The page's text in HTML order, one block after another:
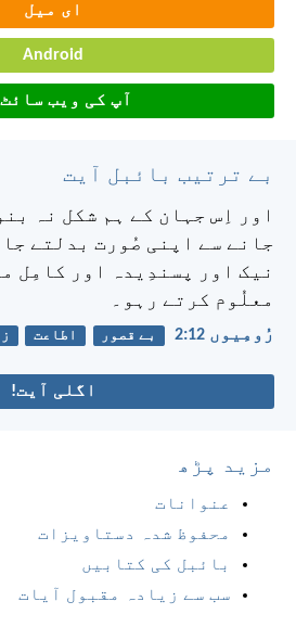
ای میل
Android
آپ کی ویب سائٹ
بے ترتیب بائبل آیت
اور اِس جہان کے ہم شکل نہ
جانے سے اپنی صُورت بدلتے
نیک اور پسندِیدہ اور کامِل
معلُوم کرتے رہو۔
رُومِیوں 12:‏2 بے قصور اطاعت
اگلی آیت!
مزید پڑھ
عنوانات
محفوظ شدہ دستاویزات
بائبل کی کتابیں
سب سے زیادہ مقبول آیات